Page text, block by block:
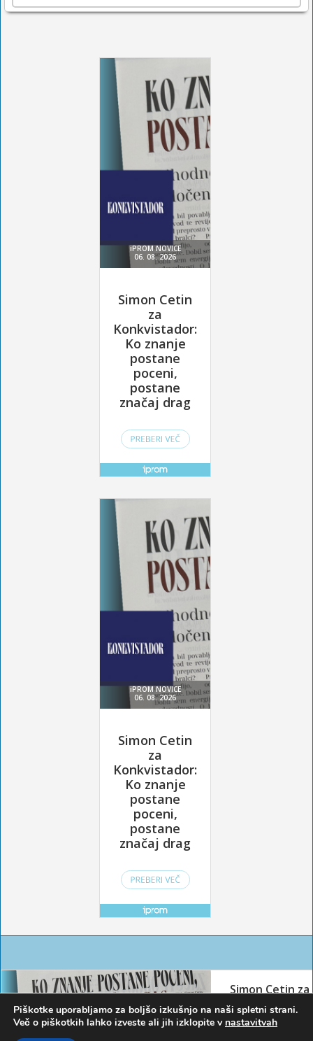
Piškotke uporabljamo za boljšo izkušnjo na naši spletni strani.
Več o piškotkih lahko izveste ali jih izklopite v nastavitvah